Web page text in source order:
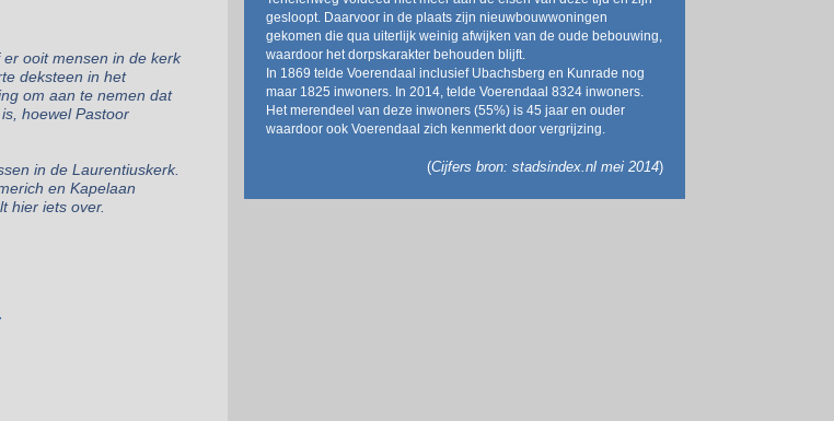
ooit mensen in de kerk
deksteen in het
om aan te nemen dat
hoewel Pastoor
in de Laurentiuskerk.
en Kapelaan
hier iets over.
gesloopt. Daarvoor in de plaats zijn nieuwbouwwoningen
gekomen die qua uiterlijk weinig afwijken van de oude bebouwing,
waardoor het dorpskarakter behouden blijft.
In 1869 telde Voerendaal inclusief Ubachsberg en Kunrade nog
maar 1825 inwoners. In 2014, telde Voerendaal 8324 inwoners.
Het merendeel van deze inwoners (55%) is 45 jaar en ouder
waardoor ook Voerendaal zich kenmerkt door vergrijzing.
(Cijfers bron: stadsindex.nl mei 2014)